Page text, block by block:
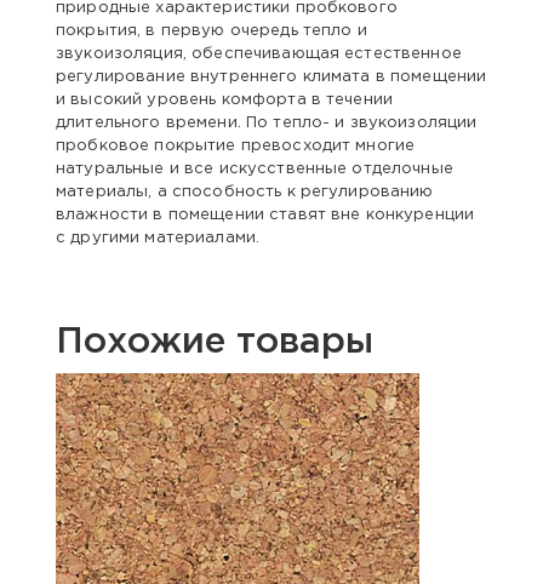
природные характеристики пробкового
покрытия, в первую очередь тепло и
звукоизоляция, обеспечивающая естественное
регулирование внутреннего климата в помещении
и высокий уровень комфорта в течении
длительного времени. По тепло- и звукоизоляции
пробковое покрытие превосходит многие
натуральные и все искусственные отделочные
материалы, а способность к регулированию
влажности в помещении ставят вне конкуренции
с другими материалами.
Похожие товары